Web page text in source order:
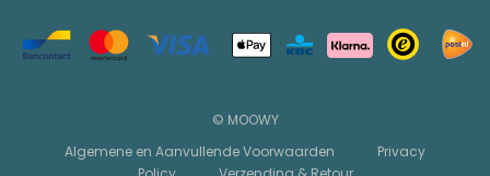
© MOOWY
Algemene en Aanvullende Voorwaarden
Privacy